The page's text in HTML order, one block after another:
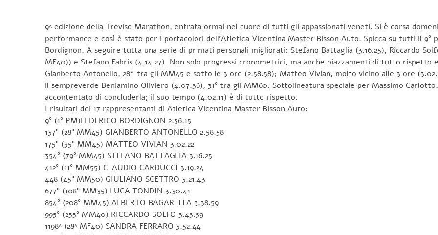
9^ edizione della Treviso Marathon, entrata ormai nel cuore di tutti gli appassionati veneti. Si è corsa
performance e così è stato per i portacolori dell’Atletica Vicentina Master Bisson Auto. Spicca su tutti il 9°
Bordignon. A seguire tutta una serie di primati personali migliorati: Stefano Battaglia (3.16.25), Riccardo
MF40)) e Stefano Fabris (4.14.27). Non solo progressi cronometrici, ma anche piazzamenti di tutto
Gianberto Antonello, 28* tra gli MM45 e sotto le 3 ore (2.58.58); Matteo Vivian, molto vicino alle 3 ore
il sempreverde Beniamino Oliviero (4.07.36), 31° tra gli MM60. Sottolineatura speciale per Massimo
accontentato di concluderla; il suo tempo (4.02.11) è di tutto rispetto.
I risultati dei 17 rappresentanti di Atletica Vicentina Master Bisson Auto:
9° (1° PM)FEDERICO BORDIGNON 2.36.15
137° (28° MM45) GIANBERTO ANTONELLO 2.58.58
175° (35° MM45) MATTEO VIVIAN 3.02.22
354° (79° MM45) STEFANO BATTAGLIA 3.16.25
412° (11° MM55) CLAUDIO CARDUCCI 3.19.24
448 (45° MM50) GIULIANO SCETTRO 3.21.43
677° (108° MM35) LUCA TONDIN 3.30.41
854° (208° MM45) ALBERTO BAGARELLA 3.38.59
995° (255° MM40) RICCARDO SOLFO 3.43.59
1198^ (28^ MF40) SANDRA FERRARO 3.52.44